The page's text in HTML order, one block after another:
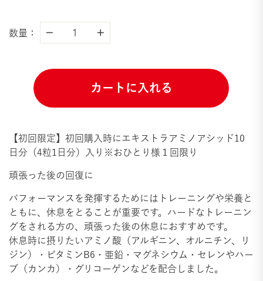
格
数量 ：
− +
カートに入れる
【初回限定】初回購入時にエキストラアミノアシッド10
日分（4粒1日分）入り※おひとり様１回限り
頑張った後の回復に
パフォーマンスを発揮するためにはトレーニングや栄養と
ともに、休息をとることが重要です。ハードなトレーニン
グをされる方の、頑張った後の休息におすすめです。
休息時に摂りたいアミノ酸（アルギニン、オルニチン、リ
ジン）・ビタミンB6・亜鉛・マグネシウム・セレンやハー
ブ（カンカ）・グリコーゲンなどを配合しました。